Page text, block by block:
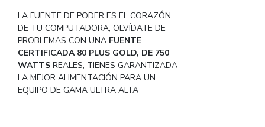
LA FUENTE DE PODER ES EL CORAZÓN
DE TU COMPUTADORA, OLVÍDATE DE
PROBLEMAS CON UNA FUENTE
CERTIFICADA 80 PLUS GOLD, DE 750
WATTS REALES, TIENES GARANTIZADA
LA MEJOR ALIMENTACIÓN PARA UN
EQUIPO DE GAMA ULTRA ALTA